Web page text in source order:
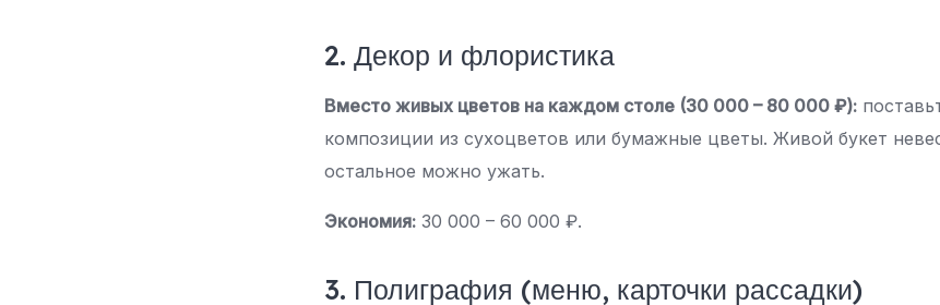
2. Декор и флористика
Вместо живых цветов на каждом столе (30 000 – 80 000 ₽):
композиции из сухоцветов или бумажные цветы. Живой букет
остальное можно ужать.
Экономия: 30 000 – 60 000 ₽.
3. Полиграфия (меню, карточки рассадки)